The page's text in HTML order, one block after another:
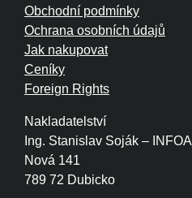
Nakladatelství
Ing. Stanislav Soják – INFOA
Nová 141
789 72 Dubicko
Obchodní podmínky
Ochrana osobních údajů
Jak nakupovat
Ceníky
Foreign Rights